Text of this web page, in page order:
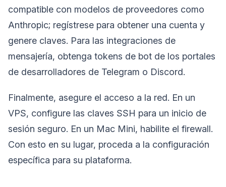
compatible con modelos de proveedores como
Anthropic; regístrese para obtener una cuenta y
genere claves. Para las integraciones de
mensajería, obtenga tokens de bot de los portales
de desarrolladores de Telegram o Discord.
Finalmente, asegure el acceso a la red. En un
VPS, configure las claves SSH para un inicio de
sesión seguro. En un Mac Mini, habilite el firewall.
Con esto en su lugar, proceda a la configuración
específica para su plataforma.